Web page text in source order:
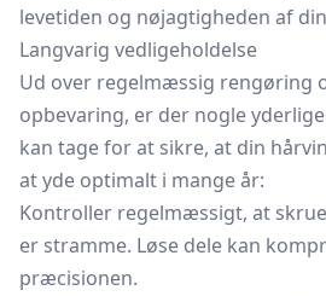
levetiden og nøjagtigheden af
Langvarig vedligeholdelse
Ud over regelmæssig rengøring
opbevaring, er der nogle
kan tage for at sikre, at din
at yde optimalt i mange år:
Kontroller regelmæssigt, at
er stramme. Løse dele kan
præcisionen.